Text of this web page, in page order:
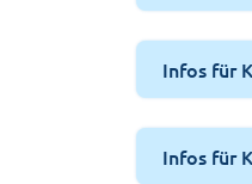
Infos für
Infos für